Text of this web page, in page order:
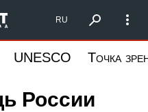
Северо-Запад
RU
UNESCO Точка
России